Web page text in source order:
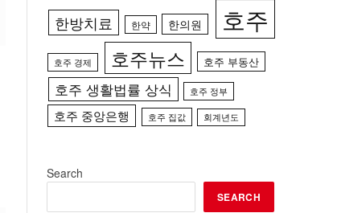
한방치료 한약 한의원 호주
호주 경제 호주뉴스 호주 부동산
호주 생활법률 상식 호주 정부
호주 중앙은행 호주 집값 회계년도
Search
SEARCH